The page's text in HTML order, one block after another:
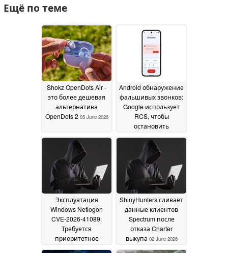
Ещё по теме
Shokz OpenDots Air -
это более дешевая
альтернатива
OpenDots 2 05 June 2026
Android обнаружение
фальшивых звонков:
Google использует
RCS, чтобы
остановить
мошенников с
искусственным
интеллектом
2026
Эксплуатация
Windows Netlogon
CVE-2026-41089:
Требуется
приоритетное
исправление03 June
ShinyHunters сливает
данные клиентов
Spectrum после
отказа Charter
выкупа 02 June 2026